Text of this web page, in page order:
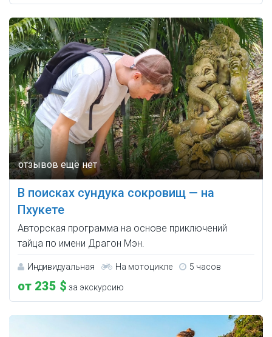
В поисках сундука сокровищ — на
Пхукете
Авторская программа на основе приключений
тайца по имени Драгон Мэн.
Индивидуальная На мотоцикле 5 часов
от 235 $ за экскурсию